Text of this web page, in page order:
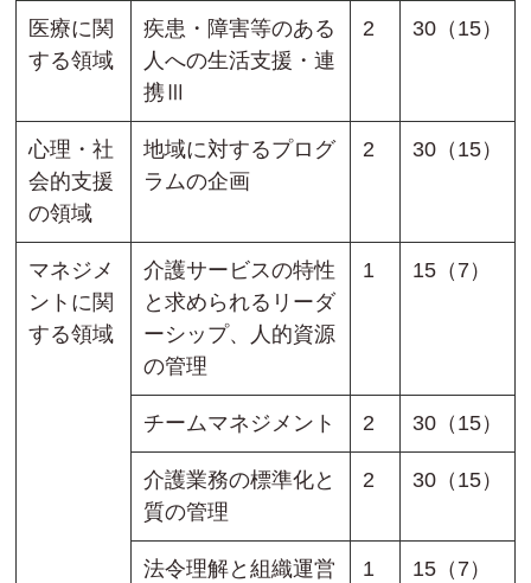
医療に関
する領域
疾患・障害等のある
人への生活支援・連
携Ⅲ
2 30（15）
心理・社
会的支援
の領域
地域に対するプログ
ラムの企画
2 30（15）
マネジメ
ントに関
する領域
介護サービスの特性
と求められるリーダ
ーシップ、人的資源
の管理
1 15（7）
チームマネジメント 2 30（15）
介護業務の標準化と
質の管理
2 30（15）
法令理解と組織運営 1 15（7）